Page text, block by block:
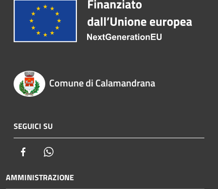
Comune di Calamandrana
SEGUICI SU
Facebook
AMMINISTRAZIONE